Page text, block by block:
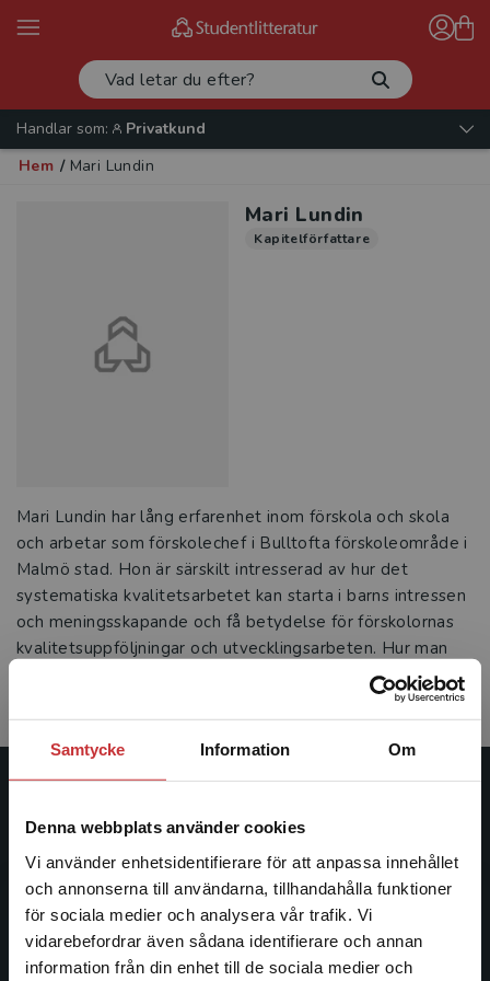
Samtycke Information Om
Denna webbplats använder cookies
Vi använder enhetsidentifierare för att anpassa innehållet
och annonserna till användarna, tillhandahålla funktioner
för sociala medier och analysera vår trafik. Vi
vidarebefordrar även sådana identifierare och annan
information från din enhet till de sociala medier och
Begränsad fraktregion
Handlar som:
Privatkund
Hem / Mari Lundin
Mari Lundin
Kapitelförfattare
Mari Lundin har lång erfarenhet inom förskola och skola
och arbetar som förskolechef i Bulltofta förskoleområde i
Malmö stad. Hon är särskilt intresserad av hur det
systematiska kvalitetsarbetet kan starta i barns intressen
och meningsskapande och få betydelse för förskolornas
kvalitetsuppföljningar och utvecklingsarbeten. Hur man
kan organisera för ett kollegialt lärande som leder till
utveckling av verksamheten är också viktigt för henne.
Studentlitteratur grundades 1963 och är idag Sveriges
ledande utbildningsförlag. Med läromedel, kurslitteratur,
facklitteratur, utbildningar och digitala
informationstjänster i utbudet, finns Studentlitteratur med
längs hela kunskapsresan.